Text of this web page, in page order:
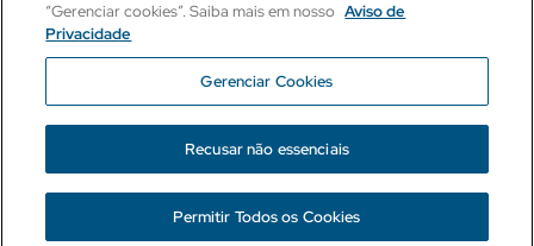
Ouvidoria Canal Direto
Dúvidas LGPD
Dúvidas Compliance
2023 © Grupo Marista
Política de Privacidade
Desenvolvido por Midiaarte
“Gerenciar cookies”. Saiba mais em nosso Aviso de
Privacidade
Gerenciar Cookies
Recusar não essenciais
Permitir Todos os Cookies